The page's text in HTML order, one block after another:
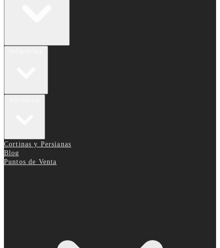
Cortinas y Persianas
Blog
Puntos de Venta